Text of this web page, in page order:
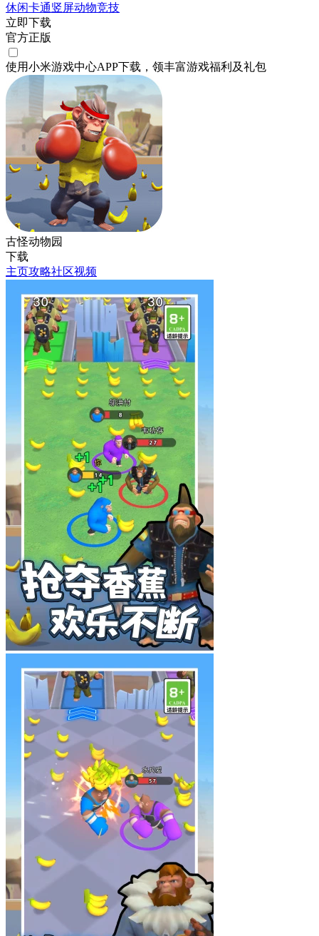
休闲卡通竖屏动物竞技
立即下载
官方正版
使用小米游戏中心APP下载 ，领丰富游戏福利 及礼包
古怪动物园
下载
主页攻略社区视频